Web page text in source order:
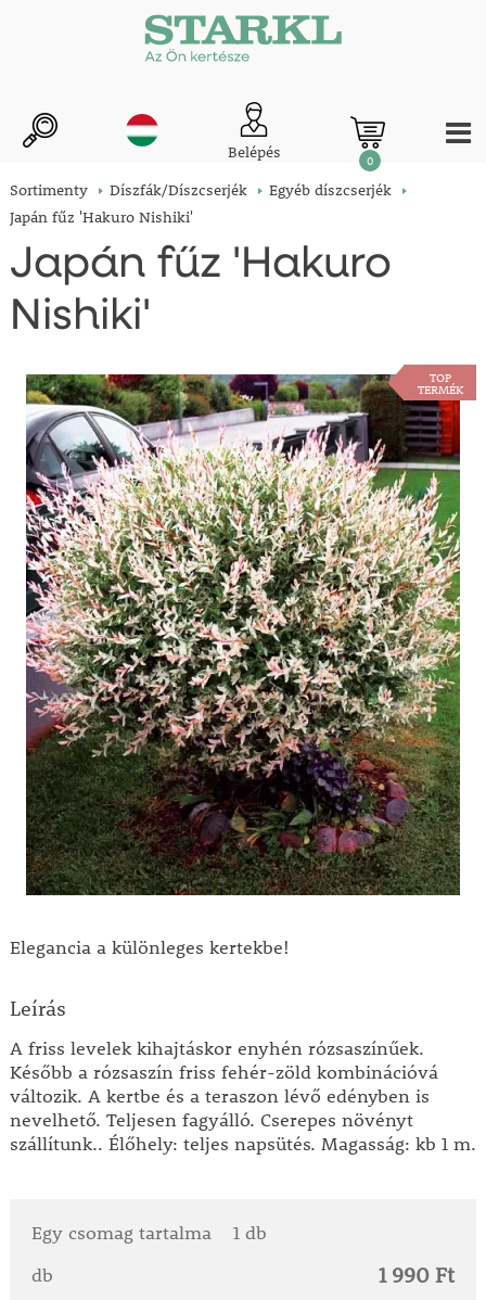
Belépés 0
Sortimenty Díszfák/Díszcserjék
Egyéb díszcserjék
Japán fűz 'Hakuro Nishiki'
Japán fűz 'Hakuro
Nishiki'
TOP
TERMÉK
Elegancia a különleges kertekbe!
Leírás
A friss levelek kihajtáskor enyhén rózsaszínűek.
Később a rózsaszín friss fehér-zöld kombinációvá
változik. A kertbe és a teraszon lévő edényben is
nevelhető. Teljesen fagyálló. Cserepes növényt
szállítunk.. Élőhely: teljes napsütés. Magasság: kb 1 m.
Egy csomag tartalma
1 db
db
1 990 Ft